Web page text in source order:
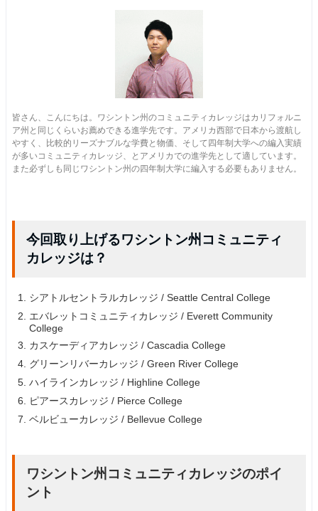
皆さん、こんにちは。ワシントン州のコミュニティカレッジはカリフォルニ
ア州と同じくらいお薦めできる進学先です。アメリカ西部で日本から渡航し
やすく、比較的リーズナブルな学費と物価、そして四年制大学への編入実績
が多いコミュニティカレッジ、とアメリカでの進学先として適しています。
また必ずしも同じワシントン州の四年制大学に編入する必要もありません。
今回取り上げるワシントン州コミュニティ
カレッジは？
シアトルセントラルカレッジ / Seattle Central College
エバレットコミュニティカレッジ / Everett Community
College
カスケーディアカレッジ / Cascadia College
グリーンリバーカレッジ / Green River College
ハイラインカレッジ / Highline College
ピアースカレッジ / Pierce College
ベルビューカレッジ / Bellevue College
ワシントン州コミュニティカレッジのポイ
ント